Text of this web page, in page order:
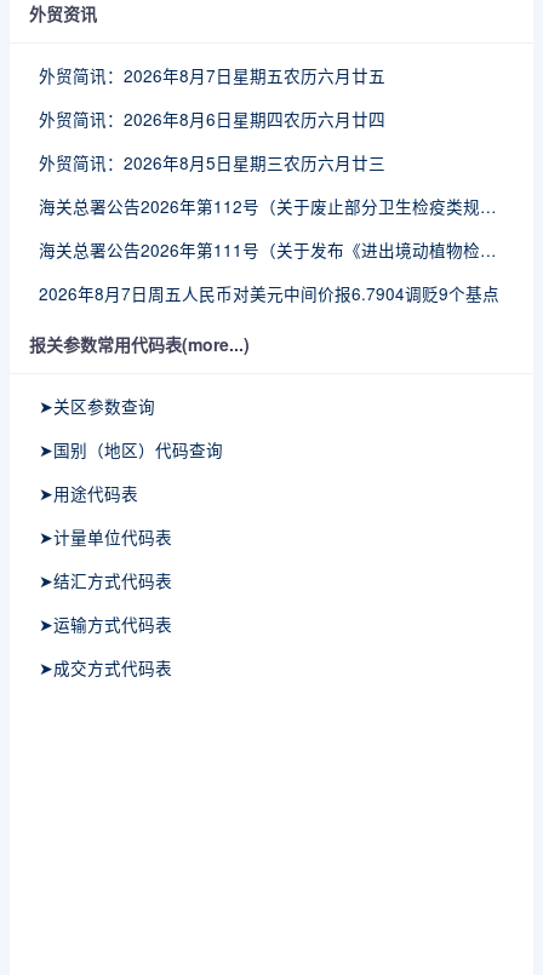
外贸资讯
外贸简讯：2026年8月7日星期五农历六月廿五
外贸简讯：2026年8月6日星期四农历六月廿四
外贸简讯：2026年8月5日星期三农历六月廿三
海关总署公告2026年第112号（关于废止部分卫生检疫类规范性文件的公告）
海关总署公告2026年第111号（关于发布《进出境动植物检疫处理监督管理工作规定》《进出境卫生处理监督管理工作规定》的公告）
2026年8月7日周五人民币对美元中间价报6.7904调贬9个基点
报关参数常用代码表(more...)
➤关区参数查询
➤国别（地区）代码查询
➤用途代码表
➤计量单位代码表
➤结汇方式代码表
➤运输方式代码表
➤成交方式代码表